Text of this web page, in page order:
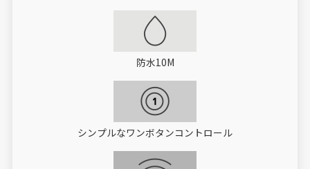
防水10M
シンプルなワンボタンコントロール